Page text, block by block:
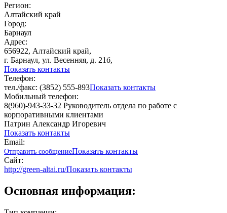
Регион:
Алтайский край
Город:
Барнаул
Адрес:
656922, Алтайский край,
г. Барнаул, ул. Весенняя, д. 21б,
Показать контакты
Телефон:
тел./факс: (3852) 555-893Показать контакты
Мобильный телефон:
8(960)-943-33-32 Руководитель отдела по работе с
корпоративными клиентами
Патрин Александр Игоревич
Показать контакты
Email:
Отправить сообщениеПоказать контакты
Сайт:
http://green-altai.ru/Показать контакты
Основная информация: